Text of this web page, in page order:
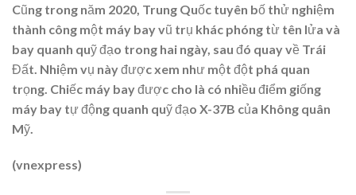
Cũng trong năm 2020, Trung Quốc tuyên bố thử nghiệm
thành công một máy bay vũ trụ khác phóng từ tên lửa và
bay quanh quỹ đạo trong hai ngày, sau đó quay về Trái
Đất. Nhiệm vụ này được xem như một đột phá quan
trọng. Chiếc máy bay được cho là có nhiều điểm giống
máy bay tự động quanh quỹ đạo X-37B của Không quân
Mỹ.
(vnexpress)